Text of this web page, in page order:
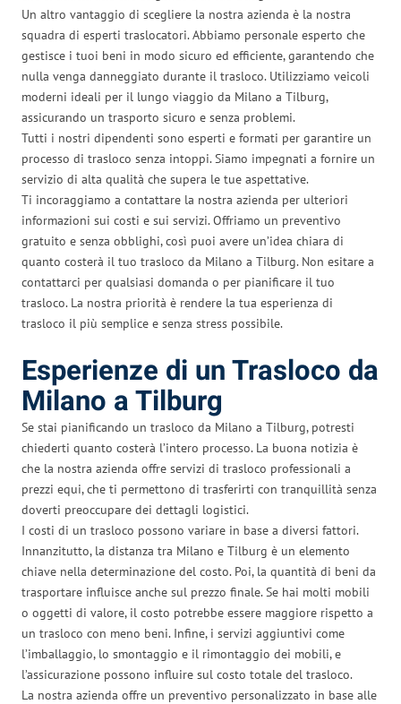
Un altro vantaggio di scegliere la nostra azienda è la nostra
squadra di esperti traslocatori. Abbiamo personale esperto che
gestisce i tuoi beni in modo sicuro ed efficiente, garantendo che
nulla venga danneggiato durante il trasloco. Utilizziamo veicoli
moderni ideali per il lungo viaggio da Milano a Tilburg,
assicurando un trasporto sicuro e senza problemi.
Tutti i nostri dipendenti sono esperti e formati per garantire un
processo di trasloco senza intoppi. Siamo impegnati a fornire un
servizio di alta qualità che supera le tue aspettative.
Ti incoraggiamo a contattare la nostra azienda per ulteriori
informazioni sui costi e sui servizi. Offriamo un preventivo
gratuito e senza obblighi, così puoi avere un’idea chiara di
quanto costerà il tuo trasloco da Milano a Tilburg. Non esitare a
contattarci per qualsiasi domanda o per pianificare il tuo
trasloco. La nostra priorità è rendere la tua esperienza di
trasloco il più semplice e senza stress possibile.
Esperienze di un Trasloco da
Milano a Tilburg
Se stai pianificando un trasloco da Milano a Tilburg, potresti
chiederti quanto costerà l’intero processo. La buona notizia è
che la nostra azienda offre servizi di trasloco professionali a
prezzi equi, che ti permettono di trasferirti con tranquillità senza
doverti preoccupare dei dettagli logistici.
I costi di un trasloco possono variare in base a diversi fattori.
Innanzitutto, la distanza tra Milano e Tilburg è un elemento
chiave nella determinazione del costo. Poi, la quantità di beni da
trasportare influisce anche sul prezzo finale. Se hai molti mobili
o oggetti di valore, il costo potrebbe essere maggiore rispetto a
un trasloco con meno beni. Infine, i servizi aggiuntivi come
l’imballaggio, lo smontaggio e il rimontaggio dei mobili, e
l’assicurazione possono influire sul costo totale del trasloco.
La nostra azienda offre un preventivo personalizzato in base alle